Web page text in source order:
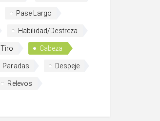
Pase Largo
Habilidad/Destreza
Tiro Cabeza
Paradas Despeje
Relevos